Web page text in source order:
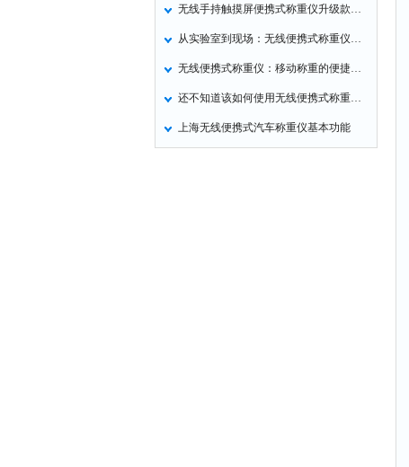
无线手持触摸屏便携式称重仪升级款和常规款对比
从实验室到现场：无线便携式称重仪的多场景应用
无线便携式称重仪：移动称重的便捷之选
还不知道该如何使用无线便携式称重仪就看看本篇吧
上海无线便携式汽车称重仪基本功能